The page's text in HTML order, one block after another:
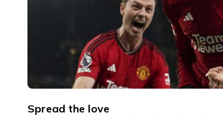
Spread the love